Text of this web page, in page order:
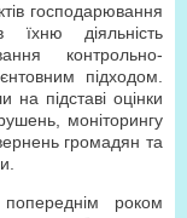
господарювання
діяльність
контрольно-
підходом.
на підставі оцінки
моніторингу
громадян та
роком